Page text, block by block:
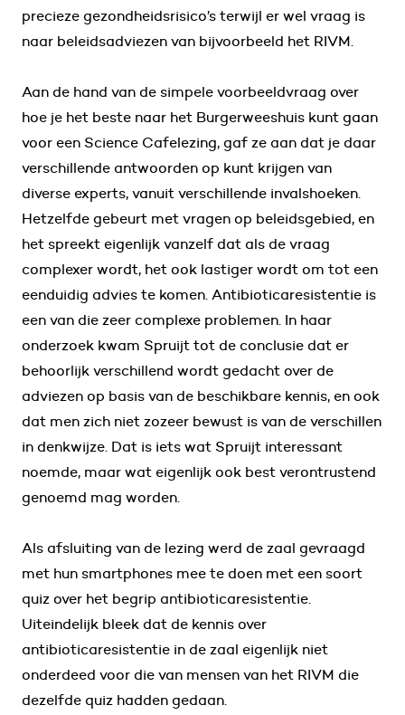
precieze gezondheidsrisico’s terwijl er wel vraag is
naar beleidsadviezen van bijvoorbeeld het RIVM.
Aan de hand van de simpele voorbeeldvraag over
hoe je het beste naar het Burgerweeshuis kunt gaan
voor een Science Cafelezing, gaf ze aan dat je daar
verschillende antwoorden op kunt krijgen van
diverse experts, vanuit verschillende invalshoeken.
Hetzelfde gebeurt met vragen op beleidsgebied, en
het spreekt eigenlijk vanzelf dat als de vraag
complexer wordt, het ook lastiger wordt om tot een
eenduidig advies te komen. Antibioticaresistentie is
een van die zeer complexe problemen. In haar
onderzoek kwam Spruijt tot de conclusie dat er
behoorlijk verschillend wordt gedacht over de
adviezen op basis van de beschikbare kennis, en ook
dat men zich niet zozeer bewust is van de verschillen
in denkwijze. Dat is iets wat Spruijt interessant
noemde, maar wat eigenlijk ook best verontrustend
genoemd mag worden.
Als afsluiting van de lezing werd de zaal gevraagd
met hun smartphones mee te doen met een soort
quiz over het begrip antibioticaresistentie.
Uiteindelijk bleek dat de kennis over
antibioticaresistentie in de zaal eigenlijk niet
onderdeed voor die van mensen van het RIVM die
dezelfde quiz hadden gedaan.